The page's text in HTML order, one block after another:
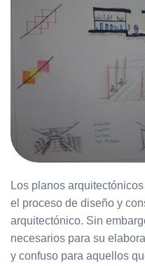
Los planos
el proceso de diseño y
arquitectónico. Sin
necesarios para su
y confuso para aquellos